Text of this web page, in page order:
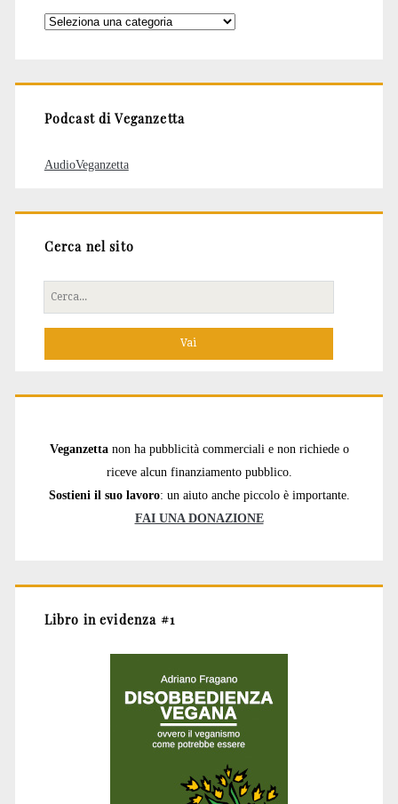
Categorie
Podcast di Veganzetta
AudioVeganzetta
Cerca nel sito
Cerca
per:
Veganzetta non ha pubblicità commerciali e non richiede o
riceve alcun finanziamento pubblico.
Sostieni il suo lavoro: un aiuto anche piccolo è importante.
FAI UNA DONAZIONE
Libro in evidenza #1